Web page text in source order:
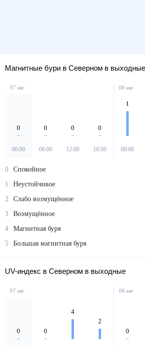
Магнитные бури в Северном в выходные
07 авг
0
00:00
0
06:00
0
12:00
0
18:00
08 авг
1
00:00
0
Спокойное
1
Неустойчивое
2
Слабо возмущённое
3
Возмущённое
4
Магнитная буря
5
Большая магнитная буря
UV-индекс в Северном в выходные
07 авг
0 0
4
2
08 авг
0